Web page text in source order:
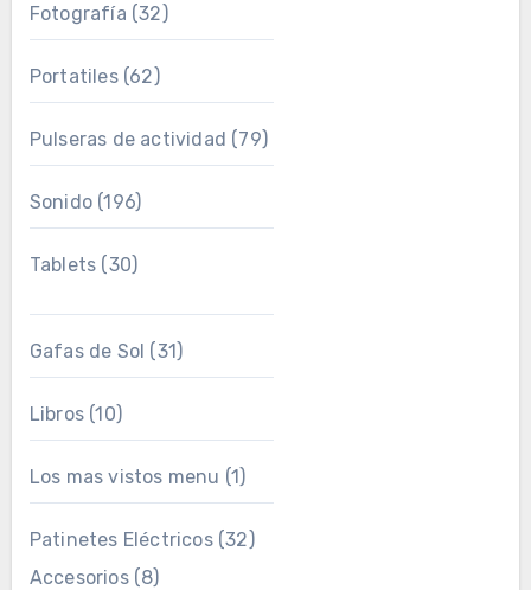
Fotografía (32)
Portatiles(62)
Pulseras de actividad (79)
Sonido(196)
Tablets (30)
Gafas de Sol (31)
Libros(10)
Los mas vistos menu (1)
Patinetes Eléctricos(32)
Accesorios(8)